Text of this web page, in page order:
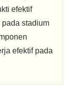
efektif
stadium
efektif pada